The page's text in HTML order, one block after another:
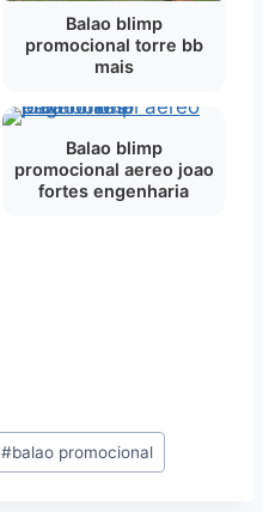
Balao blimp
promocional torre bb
mais
Balao blimp
promocional aereo joao
fortes engenharia
#balao promocional